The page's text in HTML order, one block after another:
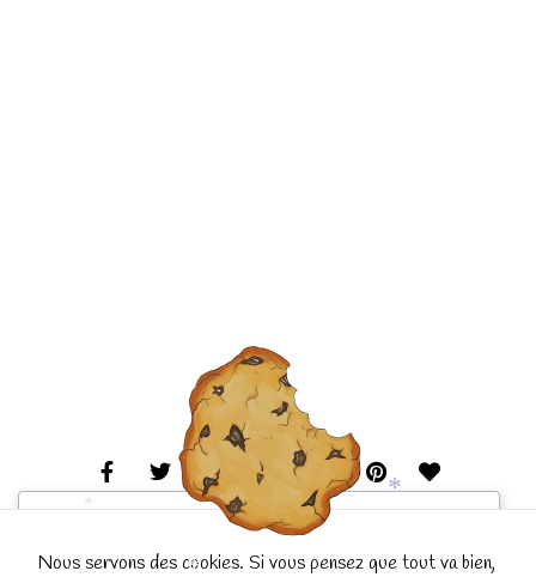
Nous servons des cookies. Si vous pensez que tout va bien,
We respect your privacy
Cookies help us improve your experience, deliver